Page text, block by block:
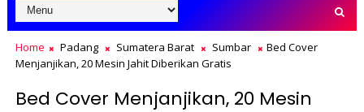
Home Padang Sumatera Barat Sumbar
Bed Cover
Menjanjikan, 20 Mesin Jahit Diberikan Gratis
Bed Cover Menjanjikan, 20 Mesin